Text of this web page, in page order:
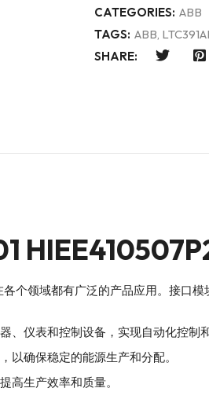
CATEGORIES: ABB
TAGS: ABB,
SHARE:
个领域都有广泛的产品应用。接口模
仪表和控制设备，实现自动化控制和
以确保稳定的能源生产和分配。
高生产效率和质量。